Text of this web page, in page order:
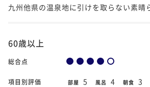
九州他県の温泉地に引けを取らない素晴
60歳以上
総合点
項目別評価 部屋 5 風呂 4 朝食 3